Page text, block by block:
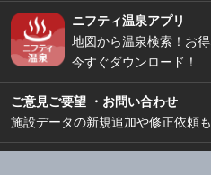
ニフティ温泉アプリ
地図から温泉検索！お
今すぐダウンロード！
ご意見ご要望 ・お問い合わせ
施設データの新規追加や修正依頼